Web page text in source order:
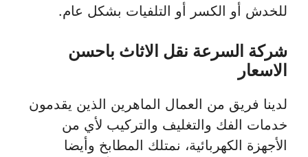
للخدش أو الكسر أو التلفيات بشكل عام.
شركة السرعة نقل الاثاث باحسن
الاسعار
لدينا فريق من العمال الماهرين الذين يقدمون
خدمات الفك والتغليف والتركيب لأي من
الأجهزة الكهربائية، نمتلك المطابخ وأيضا